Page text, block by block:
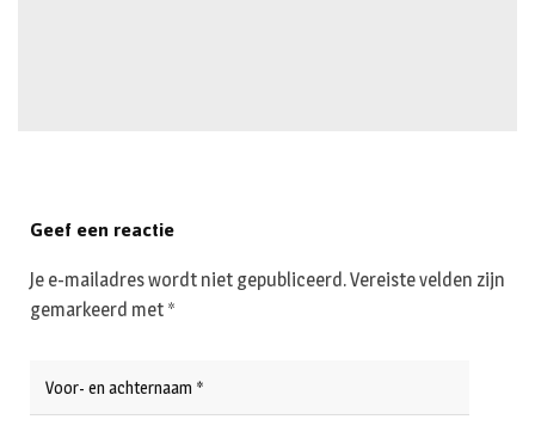
Geef een reactie
Je e-mailadres wordt niet gepubliceerd.Vereiste velden zijn
gemarkeerd met *